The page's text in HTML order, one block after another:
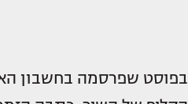
בפוסט שפרסמה בחשבון